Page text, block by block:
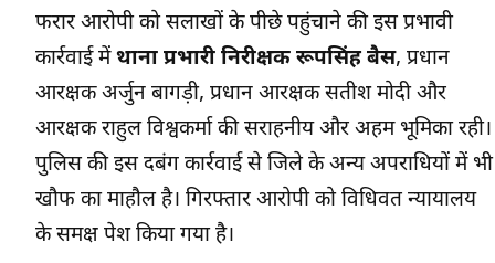
फरार आरोपी को सलाखों के पीछे पहुंचाने की इस प्रभावी
कार्रवाई मेंथाना प्रभारी निरीक्षक रूपसिंह बैस, प्रधान
आरक्षक अर्जुन बागड़ी, प्रधान आरक्षक सतीश मोदी और
आरक्षक राहुल विश्वकर्मा की सराहनीय और अहम भूमिका रही।
पुलिस की इस दबंग कार्रवाई से जिले के अन्य अपराधियों में भी
खौफ का माहौल है। गिरफ्तार आरोपी को विधिवत न्यायालय
के समक्ष पेश किया गया है।